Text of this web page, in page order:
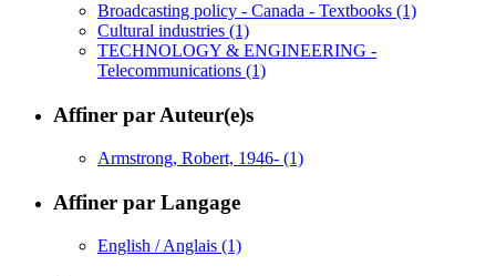
Broadcasting policy - Canada - Textbooks (1)
Cultural industries (1)
TECHNOLOGY & ENGINEERING -
Telecommunications (1)
Affiner par Auteur(e)s
Armstrong, Robert, 1946- (1)
Affiner par Langage
English / Anglais (1)